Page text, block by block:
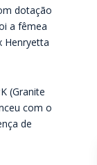
dotação
a fêmea
Henryetta
(Granite
com o
de